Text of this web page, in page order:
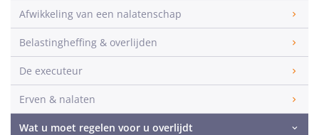
Afwikkeling van een nalatenschap
Belastingheffing & overlijden
De executeur
Erven & nalaten
Wat u moet regelen voor u overlijdt